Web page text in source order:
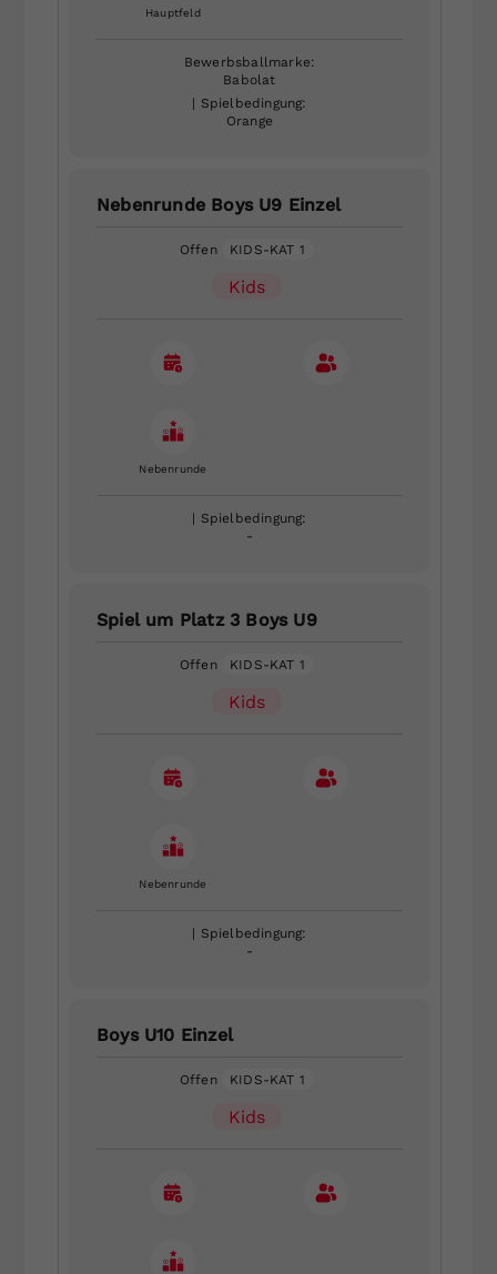
Hauptfeld
Bewerbsballmarke:
Babolat
| Spielbedingung:
Orange
Nebenrunde Boys U9 Einzel
Offen KIDS-KAT 1
Kids
Nebenrunde
| Spielbedingung:
-
Spiel um Platz 3 Boys U9
Offen KIDS-KAT 1
Kids
Nebenrunde
| Spielbedingung:
-
Boys U10 Einzel
Offen KIDS-KAT 1
Kids